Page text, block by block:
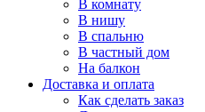
В комнату
В нишу
В спальню
В частный дом
На балкон
Доставка и оплата
Как сделать заказ